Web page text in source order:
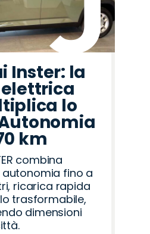
Inster: la
lo
km
combina
fino a
ricarica rapida
trasformabile,
dimensioni